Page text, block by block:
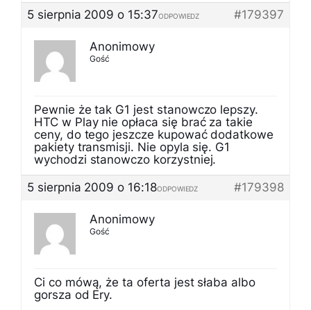
5 sierpnia 2009 o 15:37
#179397
ODPOWIEDZ
Anonimowy
Gość
Pewnie że tak G1 jest stanowczo lepszy.
HTC w Play nie opłaca się brać za takie
ceny, do tego jeszcze kupować dodatkowe
pakiety transmisji. Nie opyla się. G1
wychodzi stanowczo korzystniej.
5 sierpnia 2009 o 16:18
#179398
ODPOWIEDZ
Anonimowy
Gość
Ci co mówą, że ta oferta jest słaba albo
gorsza od Ery.